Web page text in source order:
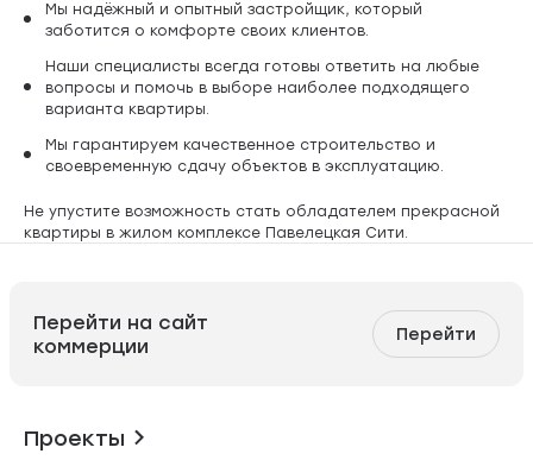
Мы надёжный и опытный застройщик, который
заботится о комфорте своих клиентов.
Наши специалисты всегда готовы ответить на любые
вопросы и помочь в выборе наиболее подходящего
варианта квартиры.
Мы гарантируем качественное строительство и
своевременную сдачу объектов в эксплуатацию.
Не упустите возможность стать обладателем прекрасной
квартиры в жилом комплексе Павелецкая Сити.
Перейти на сайт
коммерции
Перейти
Проекты